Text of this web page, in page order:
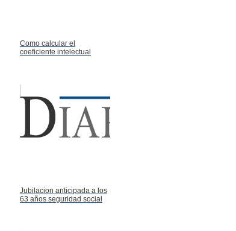
Como calcular el
coeficiente intelectual
Jubilacion anticipada a los
63 años seguridad social